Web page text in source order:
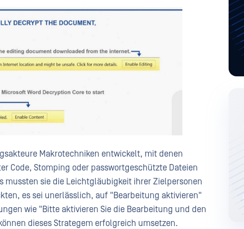
Makrotechniken entwickelt, mit denen
Code, Stomping oder passwortgeschützte Dateien
mussten sie die Leichtgläubigkeit ihrer Zielpersonen
es sei unerlässlich, auf "Bearbeitung aktivieren"
wie "Bitte aktivieren Sie die Bearbeitung und den
dieses Strategem erfolgreich umsetzen.